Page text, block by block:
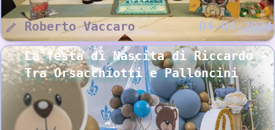
04-04-2024
Roberto Vaccaro
La festa di Nascita di Riccardo -
Tra Orsacchiotti e Palloncini